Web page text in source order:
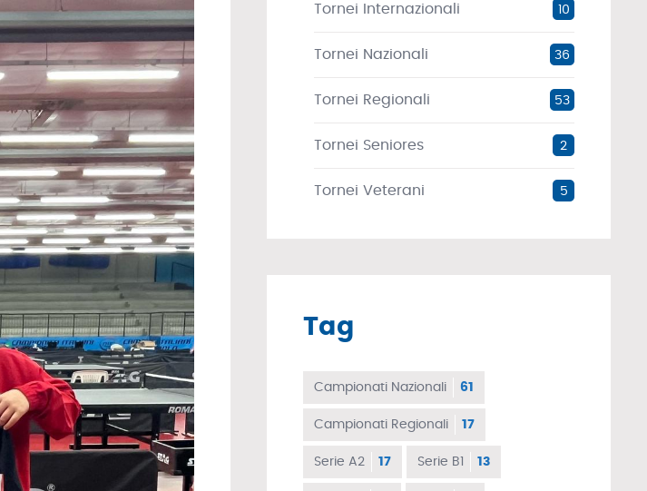
Tornei Internazionali 10
Tornei Nazionali 36
Tornei Regionali 53
Tornei Seniores 2
Tornei Veterani 5
Tag
Campionati Nazionali 61
Campionati Regionali 17
Serie A2 17 Serie B1 13